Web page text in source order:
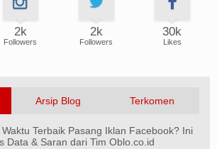
2k
Followers
2k
Followers
30k
Likes
Arsip Blog Terkomen
Waktu Terbaik Pasang Iklan Facebook? Ini
Data & Saran dari Tim Oblo.co.id